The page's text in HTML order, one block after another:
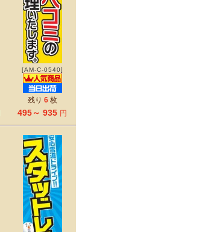
[AM-C-0540]
残り 6枚
495～ 935 円